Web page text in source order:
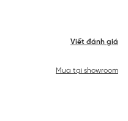
Viết đánh giá
Mua tại showroom